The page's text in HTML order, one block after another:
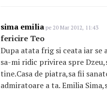
sima emilia pe 20 Mar 2012, 11:43
fericire Teo
Dupa atata frig si ceata iar se
sa-mi ridic privirea spre
tine.Casa de piatra,sa fii
admiratoare a ta. Emilia